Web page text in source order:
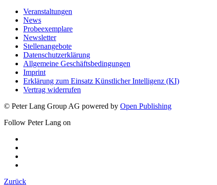
Veranstaltungen
News
Probeexemplare
Newsletter
Stellenangebote
Datenschutzerklärung
Allgemeine Geschäftsbedingungen
Imprint
Erklärung zum Einsatz Künstlicher Intelligenz (KI)
Vertrag widerrufen
© Peter Lang Group AG powered by Open Publishing
Follow Peter Lang on
Zurück